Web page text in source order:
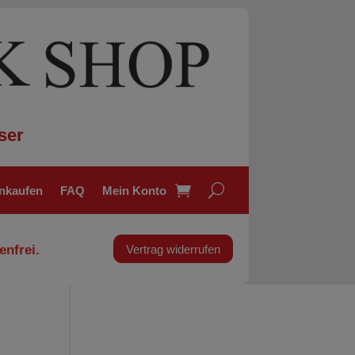
FAQ Mein Konto
Vertrag widerrufen